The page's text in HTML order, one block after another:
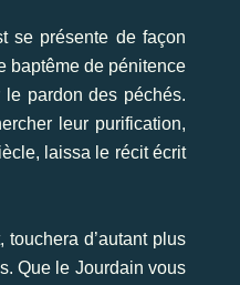
se présente de façon
baptême de pénitence
pardon des péchés.
leur purification,
laissa le récit écrit
d’autant plus
Que le Jourdain vous